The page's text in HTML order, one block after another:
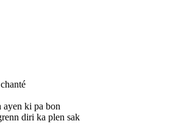
ayen ki pa bon
diri ka plen sak